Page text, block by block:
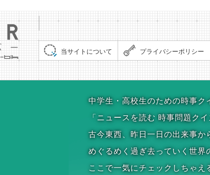
当サイトについて プライバシーポリシー
中学生・高校生のための時事ク
「ニュースを読む 時事問題クイ
古今東西、昨日一日の出来事か
めぐるめく過ぎ去っていく世界
ここで一気にチェックしちゃえ